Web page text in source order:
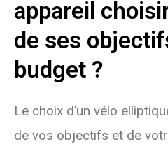
appareil
de ses
budget ?
Le choix d’un vélo
de vos objectifs et de